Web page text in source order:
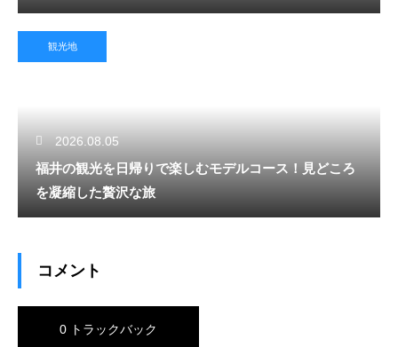
観光地
2026.08.05
福井の観光を日帰りで楽しむモデルコース！見どころ
を凝縮した贅沢な旅
コメント
0 トラックバック